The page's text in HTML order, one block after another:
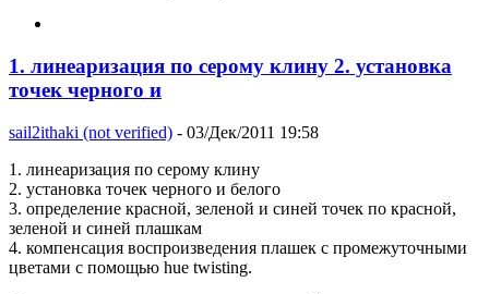
1. линеаризация по серому клину 2. установка
точек черного и
sail2ithaki (not verified) - 03/Дек/2011 19:58
1. линеаризация по серому клину
2. установка точек черного и белого
3. определение красной, зеленой и синей точек по красной,
зеленой и синей плашкам
4. компенсация воспроизведения плашек с промежуточными
цветами с помощью hue twisting.